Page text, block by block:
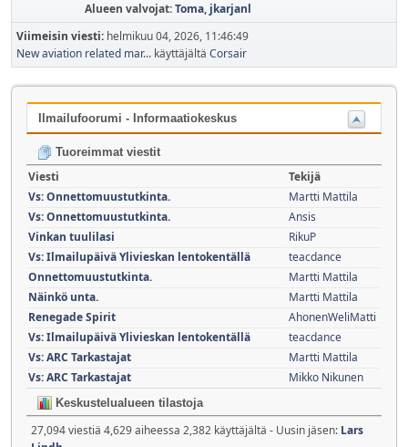
Alueen valvojat:Toma, jkarjanl
Viimeisin viesti: helmikuu 04, 2026, 11:46:49
New aviation related mar... käyttäjältä Corsair
Ilmailufoorumi - Informaatiokeskus
Tuoreimmat viestit
Viesti
Tekijä
Vs: Onnettomuustutkinta.
Martti Mattila
Vs: Onnettomuustutkinta.
Ansis
Vinkan tuulilasi
RikuP
Vs: Ilmailupäivä Ylivieskan lentokentällä
teacdance
Onnettomuustutkinta.
Martti Mattila
Näinkö unta.
Martti Mattila
Renegade Spirit
AhonenWeliMatti
Vs: Ilmailupäivä Ylivieskan lentokentällä
teacdance
Vs: ARC Tarkastajat
Martti Mattila
Vs: ARC Tarkastajat
Mikko Nikunen
Keskustelualueen tilastoja
27,094 viestiä 4,629 aiheessa 2,382 käyttäjältä - Uusin jäsen: Lars